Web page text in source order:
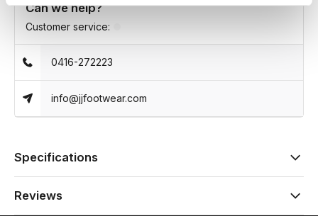
Can we help?
Customer service:
0416-272223
info@jjfootwear.com
Specifications
Reviews